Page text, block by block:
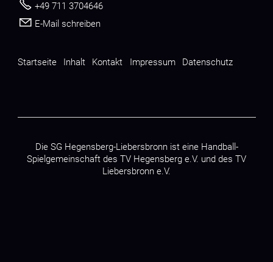
+49 711 3704646
E-Mail schreiben
Startseite Inhalt Kontakt Impressum Datenschutz
Die SG Hegensberg-Liebersbronn ist eine Handball-
Spielgemeinschaft des TV Hegensberg e.V. und des TV
Liebersbronn e.V.